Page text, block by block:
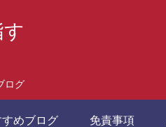
ログ
めブログ 免責事項